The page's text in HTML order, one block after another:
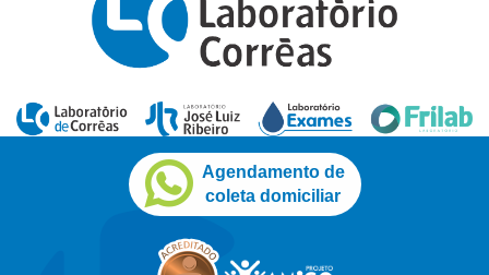
Agendamento de
coleta domiciliar